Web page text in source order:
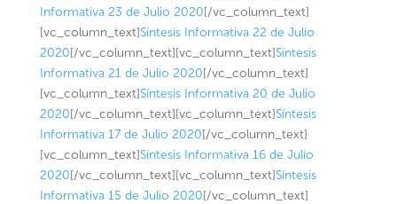
Informativa 23 de Julio 2020[/vc_column_text]
[vc_column_text]Síntesis Informativa 22 de Julio
2020[/vc_column_text][vc_column_text]Síntesis
Informativa 21 de Julio 2020[/vc_column_text]
[vc_column_text]Síntesis Informativa 20 de Julio
2020[/vc_column_text][vc_column_text]Síntesis
Informativa 17 de Julio 2020[/vc_column_text]
[vc_column_text]Síntesis Informativa 16 de Julio
2020[/vc_column_text][vc_column_text]Síntesis
Informativa 15 de Julio 2020[/vc_column_text]